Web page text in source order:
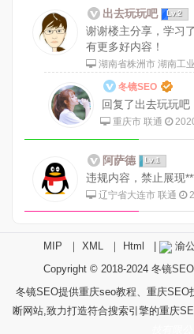
出去玩玩吧 Lv.2
谢谢楼主分享，学习
有更多好内容！
湖南省株洲市 湖南工
冬镜SEO
回复了出去玩玩吧
重庆市 联通
阿萨德 Lv.1
违规内容，禁止展现
辽宁省大连市 联通
MIP ｜ XML ｜ Html
渝
Copyright © 2018-2024 冬镜SEO
冬镜SEO提供重庆seo教程、重庆
断网站,致力打造符合搜索引擎的重庆